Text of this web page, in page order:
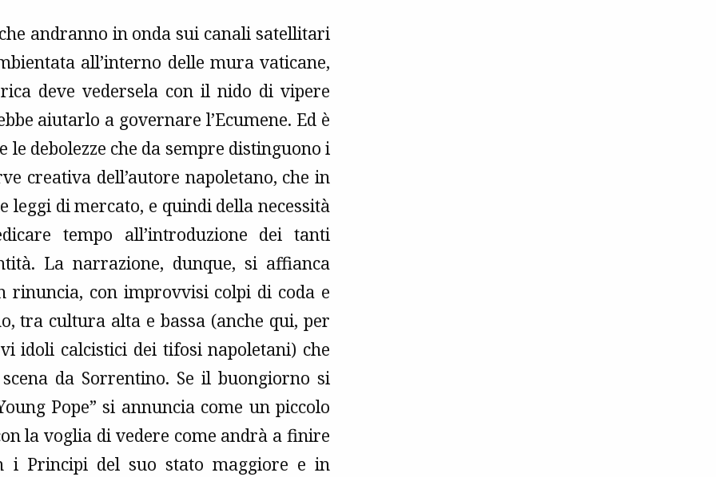
andranno in onda sui canali satellitari
all’interno delle mura vaticane,
deve vedersela con il nido di vipere
aiutarlo a governare l’Ecumene. Ed è
debolezze che da sempre distinguono i
creativa dell’autore napoletano, che in
leggi di mercato, e quindi della necessità
tempo all’introduzione dei tanti
La narrazione, dunque, si affianca
rinuncia, con improvvisi colpi di coda e
tra cultura alta e bassa (anche qui, per
idoli calcistici dei tifosi napoletani) che
da Sorrentino. Se il buongiorno si
Pope” si annuncia come un piccolo
la voglia di vedere come andrà a finire
i Principi del suo stato maggiore e in